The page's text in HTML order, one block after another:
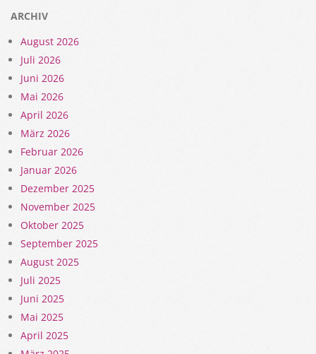
ARCHIV
August 2026
Juli 2026
Juni 2026
Mai 2026
April 2026
März 2026
Februar 2026
Januar 2026
Dezember 2025
November 2025
Oktober 2025
September 2025
August 2025
Juli 2025
Juni 2025
Mai 2025
April 2025